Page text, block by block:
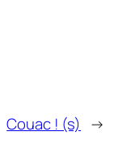
Couac ! (s) →